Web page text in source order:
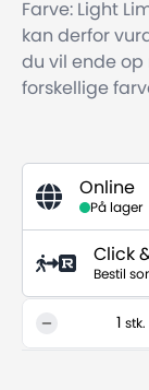
Farve: Light
kan derfor
du vil ende op
forskellige
Online
På lager
Click
Bestil
stk.